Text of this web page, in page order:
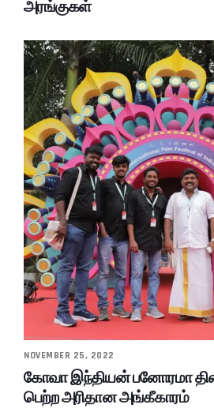
அரங்குகள்
NOVEMBER 25, 2022
கோவா இந்தியன் பனோரமா
பெற்ற அரிதான அங்கீகாரம்